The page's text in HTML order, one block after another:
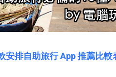
安排自助旅行 App 推薦比較